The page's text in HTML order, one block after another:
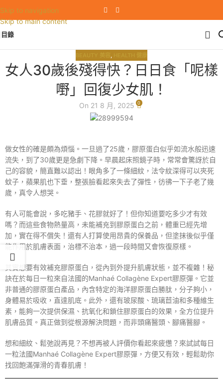
Skip to navigation
Skip to main content
目錄
,
女人30歲後殘得快？日日食「呢樣
嘢」回復少女肌！
On 21 8 月, 2025 0
做女性的確是頗為煩惱。一旦過了25歲，膠原蛋白似乎如流水般迅速
流失，到了30歲更是急劇下降。早晨起床照鏡子時，常常會驚訝於自
己的容貌，簡直難以認出！眼角多了一條細紋，法令紋深得可以夾死
蚊子，蘋果肌也下垂，整張臉看起來失去了彈性，彷彿一下子老了幾
歲，真令人想哭。
有人可能會說，多吃豬手、花膠就好了！但你知道要吃多少才有效
嗎？而這些食物熱量高，未能補充到膠原蛋白之前，體重已經先增
加，實在得不償失！還有人打算使用昂貴的保養品，但塗抹後似乎僅
能作用於肌膚表面，治標不治本，過一段時間又會恢復原樣。
其實想要有效補充膠原蛋白，從內到外提升肌膚狀態，並不複雜！秘
訣在於每日一粒來自法國的Manhaé Collagène Expert膠原彈。它並
非普通的膠原蛋白產品，內含特定的海洋膠原蛋白勝肽，分子夠小，
身體易於吸收，直達肌底。此外，還有玻尿酸、琉璃苣油和多種維生
素，能夠一次提供保濕、抗氧化和鎖住膠原蛋白的效果，全方位提升
肌膚品質。真正做到從根源解決問題，而非頭痛醫頭、腳痛醫腳。
想和細紋、鬆弛說再見？不想再被人評價你看起來疲憊？來試試每日
一粒法國Manhaé Collagène Expert膠原彈，方便又有效，輕鬆助你
找回飽滿彈滑的青春肌膚！